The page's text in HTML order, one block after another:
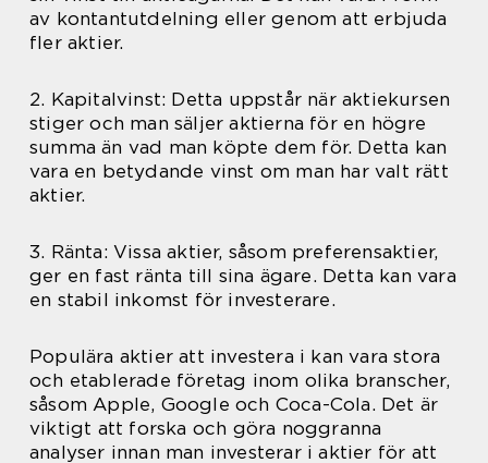
av kontantutdelning eller genom att erbjuda
fler aktier.
2. Kapitalvinst: Detta uppstår när aktiekursen
stiger och man säljer aktierna för en högre
summa än vad man köpte dem för. Detta kan
vara en betydande vinst om man har valt rätt
aktier.
3. Ränta: Vissa aktier, såsom preferensaktier,
ger en fast ränta till sina ägare. Detta kan vara
en stabil inkomst för investerare.
Populära aktier att investera i kan vara stora
och etablerade företag inom olika branscher,
såsom Apple, Google och Coca-Cola. Det är
viktigt att forska och göra noggranna
analyser innan man investerar i aktier för att